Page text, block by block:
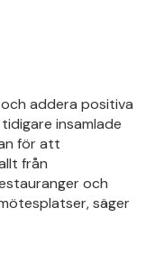
addera positiva
insamlade
för att
från
och
säger